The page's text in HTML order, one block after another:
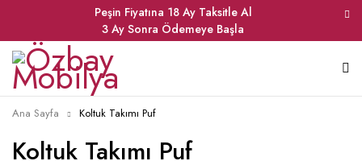
Peşin Fiyatına 18 Ay Taksitle Al
3 Ay Sonra Ödemeye Başla
Koltuk Takımı Puf
Ana Sayfa Koltuk Takımı Puf